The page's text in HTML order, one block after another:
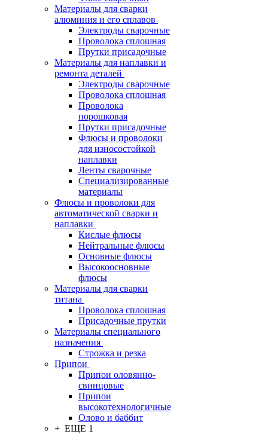
Материалы для сварки
алюминия и его сплавов
Электроды сварочные
Проволока сплошная
Прутки присадочные
Материалы для наплавки и
ремонта деталей
Электроды сварочные
Проволока сплошная
Проволока
порошковая
Прутки присадочные
Флюсы и проволоки
для износостойкой
наплавки
Ленты сварочные
Специализированные
материалы
Флюсы и проволоки для
автоматической сварки и
наплавки
Кислые флюсы
Нейтральные флюсы
Основные флюсы
Высокоосновные
флюсы
Материалы для сварки
титана
Проволока сплошная
Присадочные прутки
Материалы специального
назначения
Строжка и резка
Припои
Припои оловянно-
свинцовые
Припои
высокотехнологичные
Олово и баббит
+ ЕЩЕ 1